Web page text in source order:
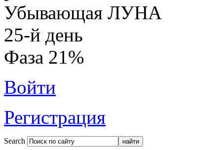
Убывающая ЛУНА
25-й день
Фаза 21%
Войти
Регистрация
Search